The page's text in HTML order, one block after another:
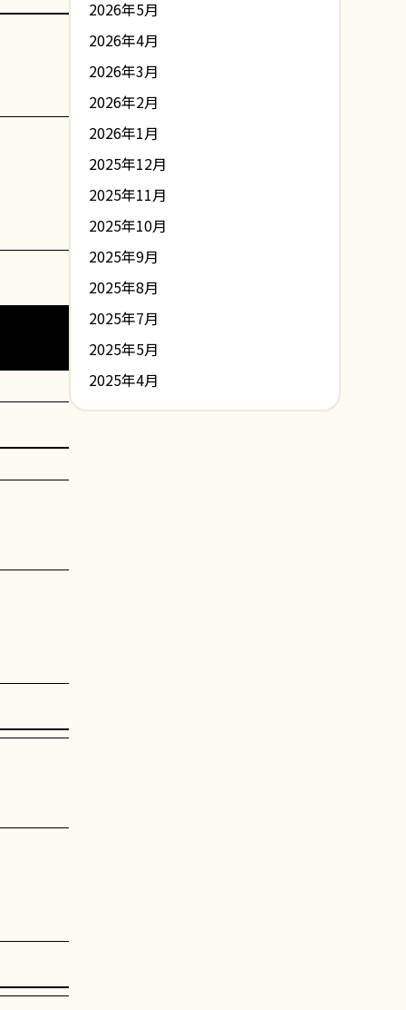
2026年5月
2026年4月
2026年3月
2026年2月
2026年1月
2025年12月
2025年11月
2025年10月
2025年9月
2025年8月
2025年7月
2025年5月
2025年4月